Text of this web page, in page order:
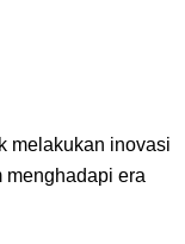
melakukan inovasi
menghadapi era